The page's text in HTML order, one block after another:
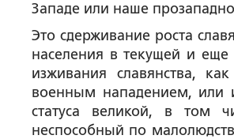
Западе или наше
Это сдерживание роста
населения в текущей и
изживания славянства,
военным нападением, или
статуса великой, в том
неспособный по